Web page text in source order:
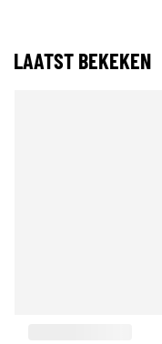
LAATST BEKEKEN